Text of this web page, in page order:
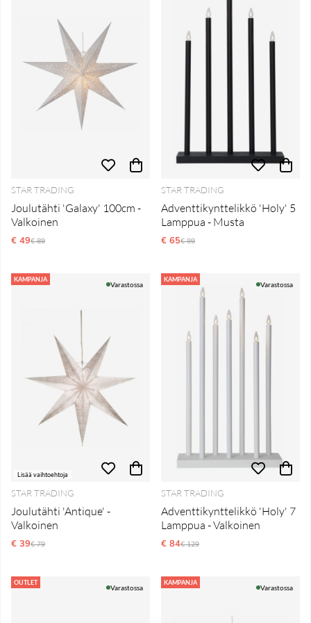
STAR TRADING
Joulutähti 'Galaxy' 100cm -
Valkoinen
€ 49Normaali hinta
€ 89
STAR TRADING
Adventtikynttelikkö 'Holy' 5
Lamppua - Musta
€ 65Normaali hinta
€ 99
KAMPANJA
Lisää vaihtoehtoja
Varastossa
STAR TRADING
Joulutähti 'Antique' -
Valkoinen
€ 39Normaali hinta
€ 79
KAMPANJA
Varastossa
STAR TRADING
Adventtikynttelikkö 'Holy' 7
Lamppua - Valkoinen
€ 84Normaali hinta
€ 129
OUTLET
Varastossa
KAMPANJA
Varastossa